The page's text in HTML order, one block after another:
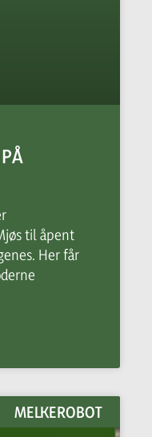
til åpent
Her får
MELKEROBOT